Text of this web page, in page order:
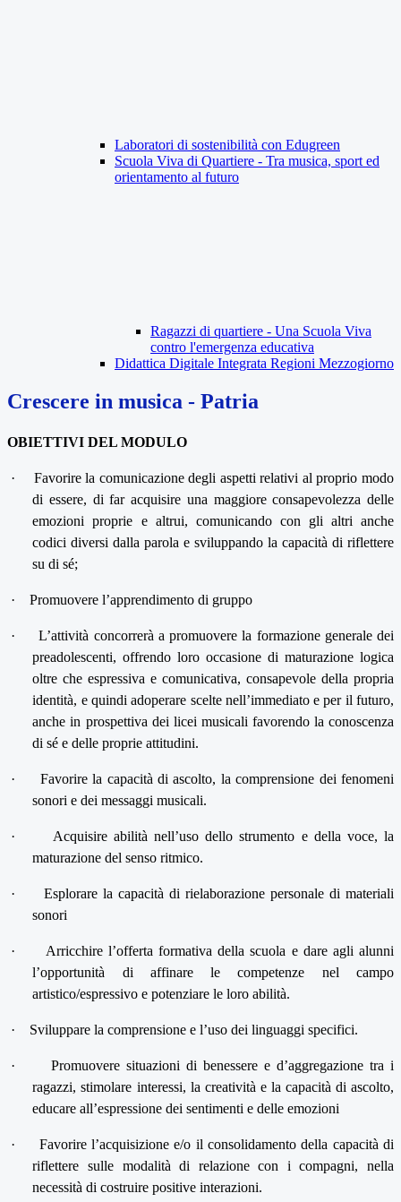
Laboratori di sostenibilità con Edugreen
Scuola Viva di Quartiere - Tra musica, sport ed
orientamento al futuro
Ragazzi di quartiere - Una Scuola Viva
contro l'emergenza educativa
Didattica Digitale Integrata Regioni Mezzogiorno
Crescere in musica - Patria
OBIETTIVI DEL MODULO
·
Favorire la comunicazione degli aspetti relativi al proprio modo
di essere, di far acquisire una maggiore consapevolezza delle
emozioni proprie e altrui, comunicando con gli altri anche
codici diversi dalla parola e sviluppando la capacità di riflettere
su di sé;
· Promuovere l’apprendimento di gruppo
·
L’attività concorrerà a promuovere la formazione generale dei
preadolescenti, offrendo loro occasione di maturazione logica
oltre che espressiva e comunicativa, consapevole della propria
identità, e quindi adoperare scelte nell’immediato e per il futuro,
anche in prospettiva dei licei musicali favorendo la conoscenza
di sé e delle proprie attitudini.
·
Favorire la capacità di ascolto, la comprensione dei fenomeni
sonori e dei messaggi musicali.
·
Acquisire abilità nell’uso dello strumento e della voce, la
maturazione del senso ritmico.
·
Esplorare la capacità di rielaborazione personale di materiali
sonori
·
Arricchire l’offerta formativa della scuola e dare agli alunni
l’opportunità di affinare le competenze nel campo
artistico/espressivo e potenziare le loro abilità.
· Sviluppare la comprensione e l’uso dei linguaggi specifici.
·
Promuovere situazioni di benessere e d’aggregazione tra i
ragazzi, stimolare interessi, la creatività e la capacità di ascolto,
educare all’espressione dei sentimenti e delle emozioni
·
Favorire l’acquisizione e/o il consolidamento della capacità di
riflettere sulle modalità di relazione con i compagni, nella
necessità di costruire positive interazioni.